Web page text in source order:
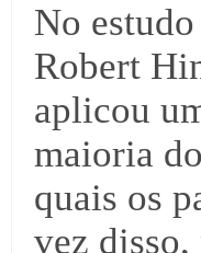
No
Robert
aplicou
maioria
quais os
vez disso,